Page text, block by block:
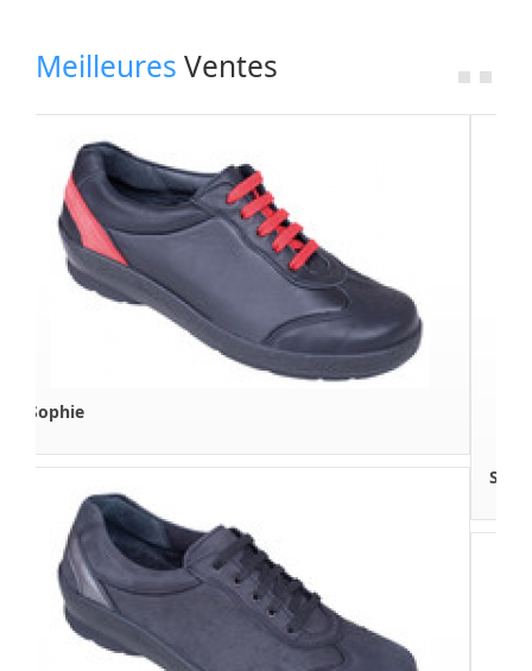
Espace Revendeur
Boutique en Ligne
Contactez Nous
Meilleures Ventes